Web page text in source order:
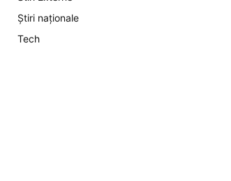
Știri naționale
Tech